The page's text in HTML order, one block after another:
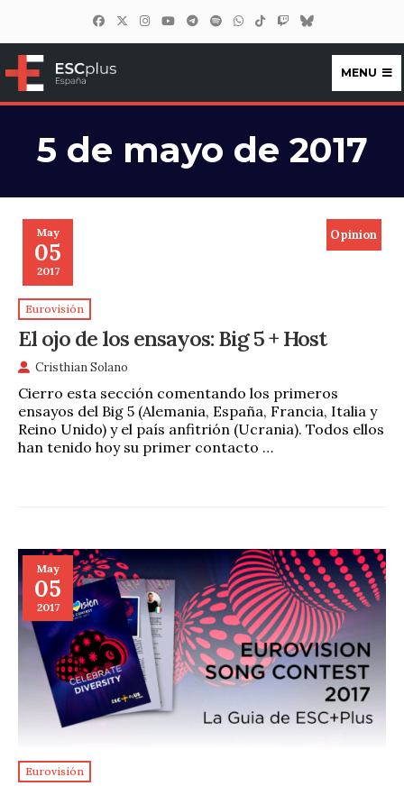
ESCplus España
MENU
5 de mayo de 2017
May
05
2017
Opinion
Eurovisión
El ojo de los ensayos: Big 5 + Host
Cristhian Solano
Cierro esta sección comentando los primeros
ensayos del Big 5 (Alemania, España, Francia, Italia y
Reino Unido) y el país anfitrión (Ucrania). Todos ellos
han tenido hoy su primer contacto …
May
05
2017
Eurovisión